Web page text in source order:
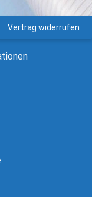
Vertrag widerrufen